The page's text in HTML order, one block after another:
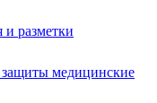
и разметки
медицинские